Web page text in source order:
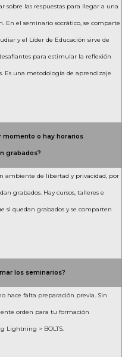
sobre las respuestas para llegar a una
En el seminario socrático, se comparte
y el Líder de Educación sirve de
para estimular la reflexión
Es una metodología de aprendizaje
momento o hay horarios
grabados?
ambiente de libertad y privacidad, por
grabados. Hay cursos, talleres e
si quedan grabados y se comparten
los seminarios?
hace falta preparación previa. Sin
orden para tu formación
Lightning > BOLTS.